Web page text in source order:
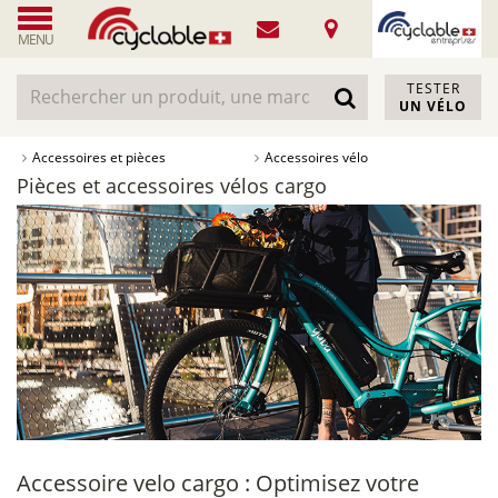
MENU
TESTER
UN VÉLO
Accessoires et pièces Accessoires vélo
Pièces et accessoires vélos cargo
Accessoire velo cargo : Optimisez votre